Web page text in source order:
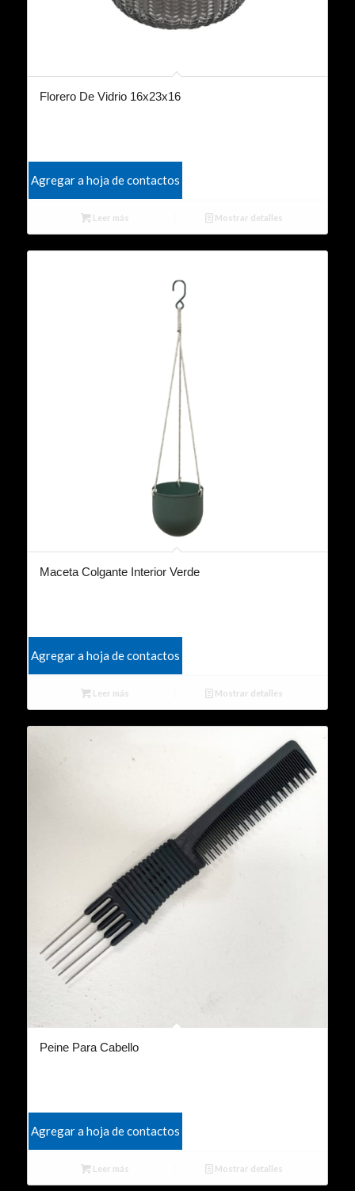
Florero De Vidrio 16x23x16
Agregar a hoja de contactos
Leer más Mostrar detalles
Maceta Colgante Interior Verde
Agregar a hoja de contactos
Leer más Mostrar detalles
Peine Para Cabello
Agregar a hoja de contactos
Leer más Mostrar detalles